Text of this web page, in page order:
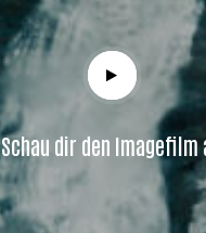
Schau dir den Imagefilm